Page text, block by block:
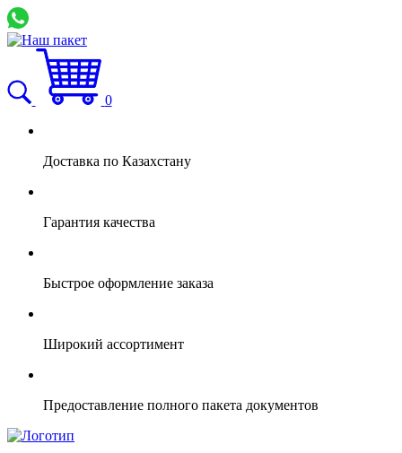
0
Доставка по Казахстану
Гарантия качества
Быстрое оформление заказа
Широкий ассортимент
Предоставление полного пакета документов